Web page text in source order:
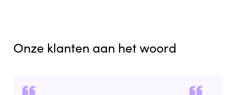
Onze klanten aan het woord